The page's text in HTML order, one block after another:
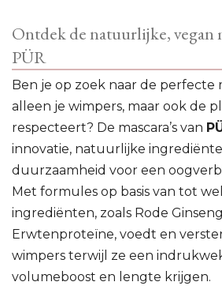
Ontdek de natuurlijke, vegan
PÜR
Ben je op zoek naar de perfecte
alleen je wimpers, maar ook de
respecteert? De mascara’s van
innovatie, natuurlijke
duurzaamheid voor een
Met formules op basis van tot
ingrediënten, zoals Rode
Erwtenproteïne, voedt en
wimpers terwijl ze een
volumeboost en lengte krijgen.